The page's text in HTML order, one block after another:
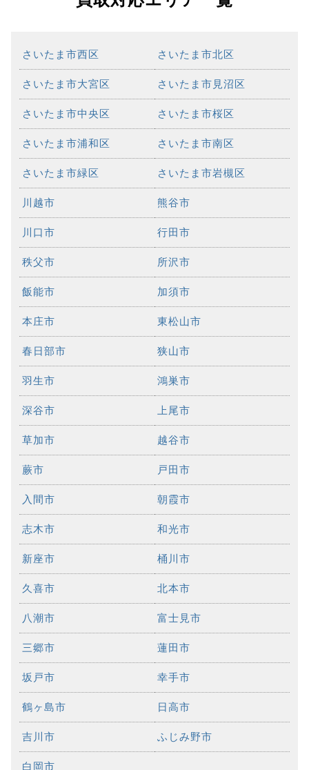
さいたま市西区 さいたま市北区
さいたま市大宮区 さいたま市見沼区
さいたま市中央区 さいたま市桜区
さいたま市浦和区 さいたま市南区
さいたま市緑区 さいたま市岩槻区
川越市 熊谷市
川口市 行田市
秩父市 所沢市
飯能市 加須市
本庄市 東松山市
春日部市 狭山市
羽生市 鴻巣市
深谷市 上尾市
草加市 越谷市
蕨市 戸田市
入間市 朝霞市
志木市 和光市
新座市 桶川市
久喜市 北本市
八潮市 富士見市
三郷市 蓮田市
坂戸市 幸手市
鶴ヶ島市 日高市
吉川市 ふじみ野市
白岡市